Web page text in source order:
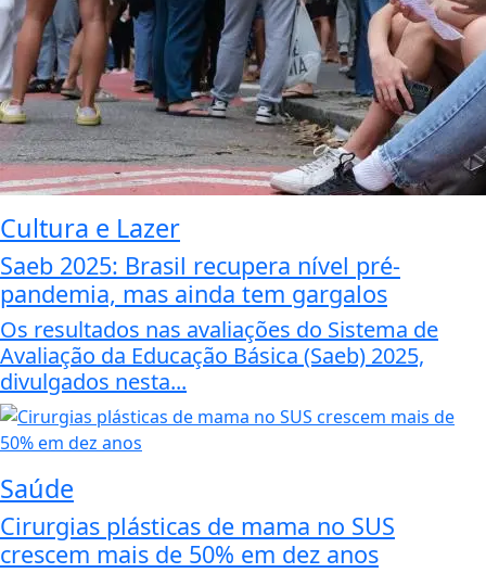
Cultura e Lazer
Saeb 2025: Brasil recupera nível pré-
pandemia, mas ainda tem gargalos
Os resultados nas avaliações do Sistema de
Avaliação da Educação Básica (Saeb) 2025,
divulgados nesta...
Saúde
Cirurgias plásticas de mama no SUS
crescem mais de 50% em dez anos